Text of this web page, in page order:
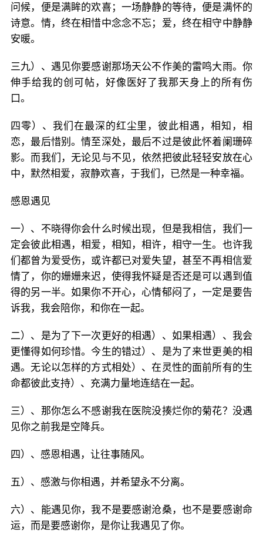
问候，便是满眸的欢喜；一场静静的等待，便是满怀的
诗意。情，终在相惜中念念不忘；爱，终在相守中静静
安暖。
三九）、遇见你要感谢那场天公不作美的雷鸣大雨。你
伸手给我的创可帖，好像医好了我那天身上的所有伤
口。
四零）、我们在最深的红尘里，彼此相遇，相知，相
恋，最后惜别。情至深处，最后不过是彼此怀着阑珊碎
影。而我们，无论见与不见，依然把彼此轻轻安放在心
中，默然相爱，寂静欢喜，于我们，已然是一种幸福。
感恩遇见
一）、不晓得你会什么时候出现，但是我相信，我们一
定会彼此相遇，相爱，相知，相许，相守一生。也许我
们都曾为爱受伤，或许都已对爱失望，甚至不再相信爱
情了，你的姗姗来迟，使得我怀疑是否还是可以遇到值
得的另一半。如果你不开心，心情郁闷了，一定是要告
诉我，我会陪你，和你在一起。
二）、是为了下一次更好的相遇）、如果相遇）、我会
更懂得如何珍惜。今生的错过）、是为了来世更美的相
遇。无论以怎样的方式相处）、在灵性的面前所有的生
命都彼此支持）、充满力量地连结在一起。
三）、那你怎么不感谢我在医院没揍烂你的菊花？没遇
见你之前我是空降兵。
四）、感恩相遇，让往事随风。
五）、感激与你相遇，并希望永不分离。
六）、能遇见你，我不是要感谢沧桑，也不是要感谢命
运，而是要感谢你，是你让我遇见了你。